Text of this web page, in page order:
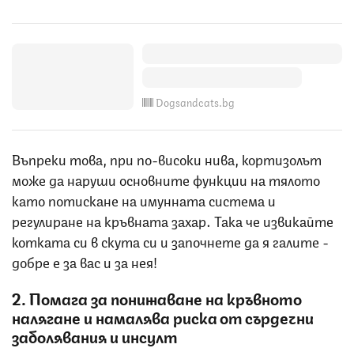
Dogsandcats.bg
Въпреки това, при по-високи нива, кортизолът
може да наруши основните функции на тялото
като потискане на имунната система и
регулиране на кръвната захар. Така че извикайте
котката си в скута си и започнете да я галите -
добре е за вас и за нея!
2. Помага за понижаване на кръвното
налягане и намалява риска от сърдечни
заболявания и инсулт